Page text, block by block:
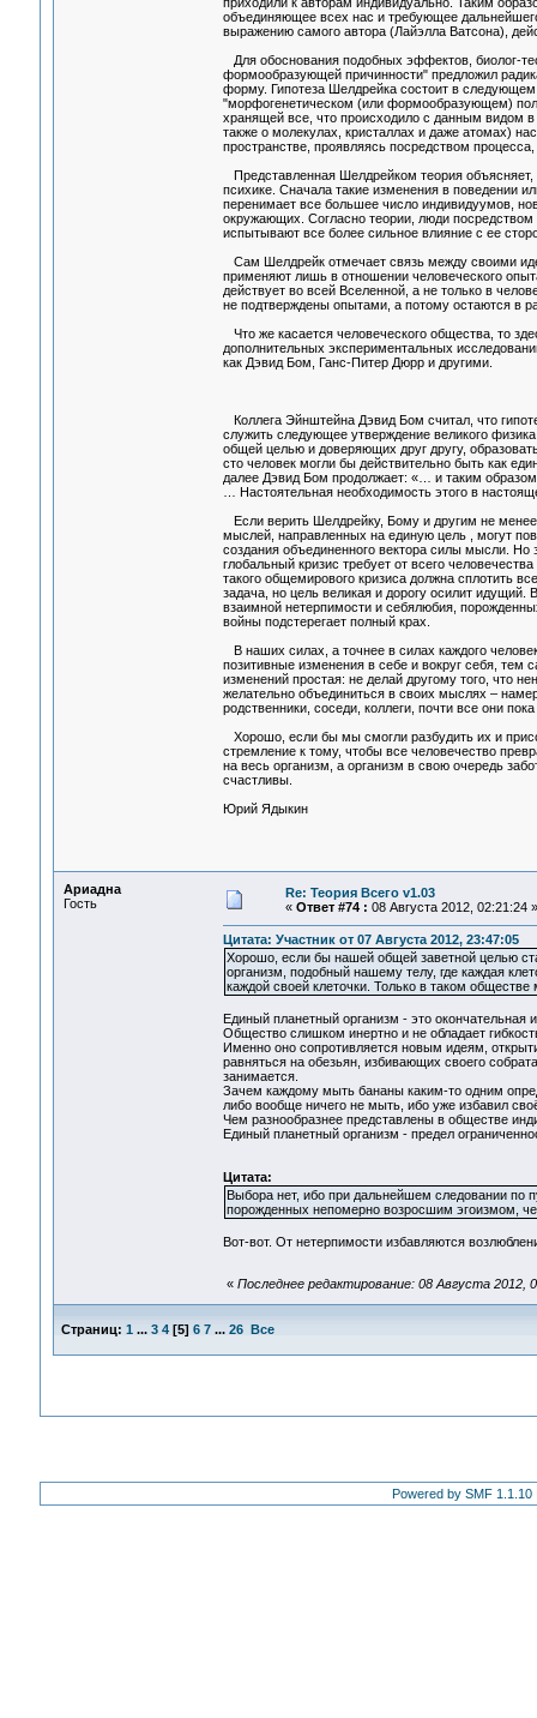
объединяющее всех нас и требующее
выражению самого автора (Лайэлла Ватсона),
Для обоснования подобных эффектов, биолог-
формообразующей причинности" предложил
форму. Гипотеза Шелдрейка состоит в
"морфогенетическом (или формообразующем)
хранящей все, что происходило с данным видом в
также о молекулах, кристаллах и даже атомах)
пространстве, проявляясь посредством
Представленная Шелдрейком теория объясняет,
психике. Сначала такие изменения в поведении
перенимает все большее число индивидуумов,
окружающих. Согласно теории, люди
испытывают все более сильное влияние с ее
Сам Шелдрейк отмечает связь между своими
применяют лишь в отношении человеческого
действует во всей Вселенной, а не только в
не подтверждены опытами, а потому остаются в
Что же касается человеческого общества, то
дополнительных экспериментальных
как Дэвид Бом, Ганс-Питер Дюрр и другими.
Коллега Эйнштейна Дэвид Бом считал, что
служить следующее утверждение великого
общей целью и доверяющих друг другу,
сто человек могли бы действительно быть как
далее Дэвид Бом продолжает: «… и таким
… Настоятельная необходимость этого в
Если верить Шелдрейку, Бому и другим не
мыслей, направленных на единую цель , могут
создания объединенного вектора силы мысли. Но
глобальный кризис требует от всего
такого общемирового кризиса должна сплотить
задача, но цель великая и дорогу осилит
взаимной нетерпимости и себялюбия,
войны подстерегает полный крах.
В наших силах, а точнее в силах каждого
позитивные изменения в себе и вокруг себя,
изменений простая: не делай другому того, что
желательно объединиться в своих мыслях –
родственники, соседи, коллеги, почти все они
Хорошо, если бы мы смогли разбудить их и
стремление к тому, чтобы все человечество
на весь организм, а организм в свою очередь
счастливы.
Юрий Ядыкин
Ариадна
Гость
Re: Теория Всего v1.03
« Ответ #74 : 08 Августа 2012, 02:21:24 »
Цитата: Участник от 07 Августа 2012, 23:47:05
Хорошо, если бы нашей общей заветной целью
организм, подобный нашему телу, где каждая
каждой своей клеточки. Только в таком
Единый планетный организм - это окончательная
Общество слишком инертно и не обладает
Именно оно сопротивляется новым идеям,
равняться на обезьян, избивающих своего
занимается.
Зачем каждому мыть бананы каким-то одним
либо вообще ничего не мыть, ибо уже избавил
Чем разнообразнее представлены в обществе
Единый планетный организм - предел
Цитата:
Выбора нет, ибо при дальнейшем следовании по
порожденных непомерно возросшим эгоизмом,
Вот-вот. От нетерпимости избавляются
« Последнее редактирование: 08 Августа 2012,
Страниц: 1 ... 3 4[5] 6 7 ... 26 Все
Powered by SMF 1.1.10